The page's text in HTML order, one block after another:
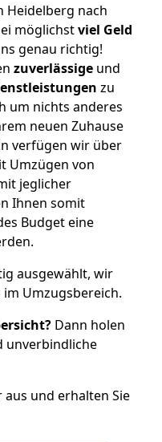
Heidelberg nach
möglichstviel Geld
genau richtig!
zuverlässige und
zu
um nichts anderes
neuen Zuhause
verfügen wir über
Umzügen von
jeglicher
Ihnen somit
Budget eine
ausgewählt, wir
im Umzugsbereich.
Dann holen
unverbindliche
aus und erhalten Sie